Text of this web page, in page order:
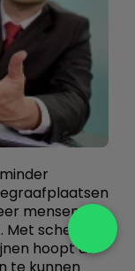
mensen
scherpe
hoopt de